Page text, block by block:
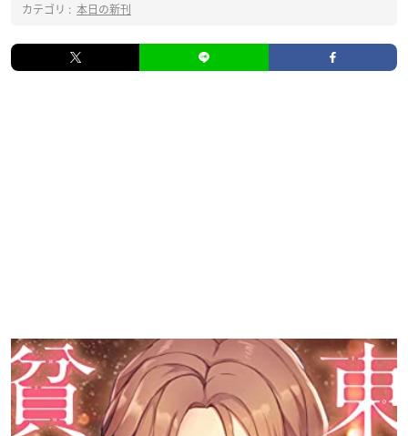
カテゴリ : 本日の新刊